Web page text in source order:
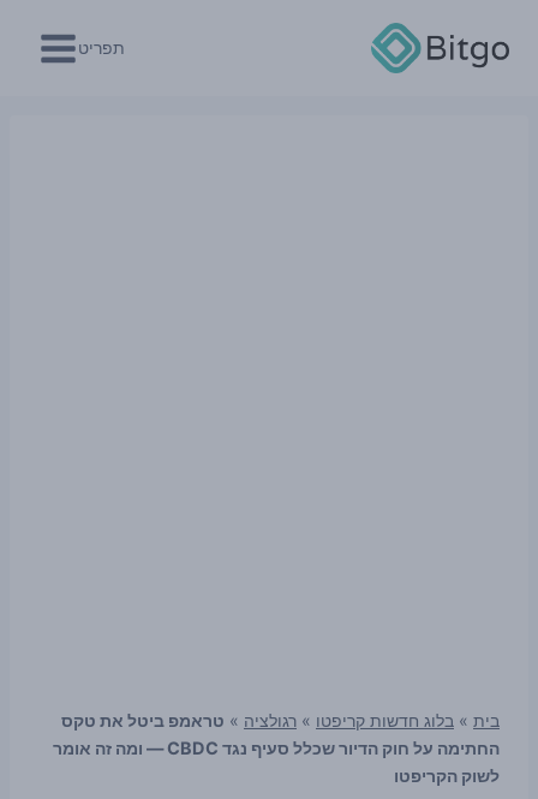
תפריט
בית » בלוג חדשות קריפטו » רגולציה » טראמפ ביטל את טקס
החתימה על חוק הדיור שכלל סעיף נגד CBDC — ומה זה אומר
לשוק הקריפטו